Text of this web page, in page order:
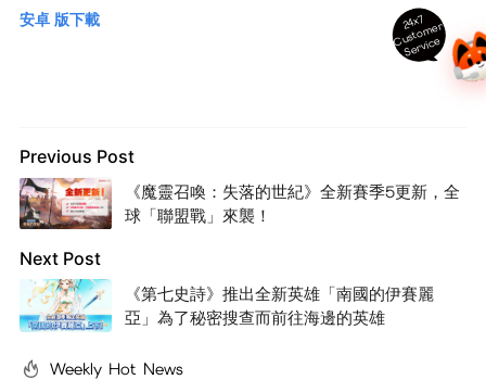
安卓 版下載
Previous Post
《魔靈召喚：失落的世紀》全新賽季5更新，全
球「聯盟戰」來襲！
Next Post
《第七史詩》推出全新英雄「南國的伊賽麗
亞」為了秘密搜查而前往海邊的英雄
Weekly Hot News
24x7
C
ust
o
m
er
S
ervi
c
e